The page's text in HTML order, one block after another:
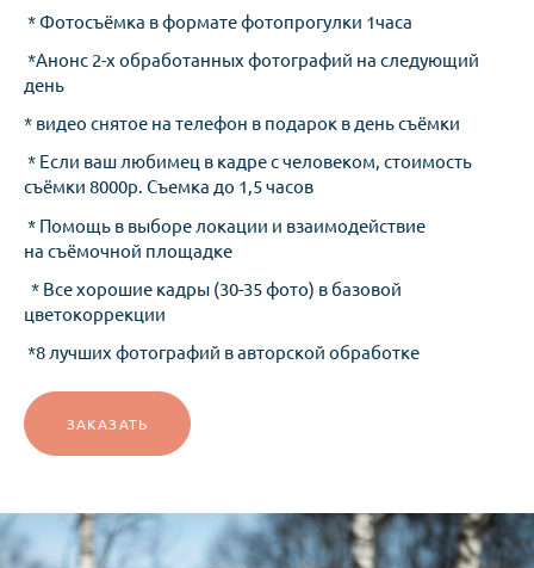
* Фотосъёмка в формате фотопрогулки 1часа
*Анонс 2-х обработанных фотографий на следующий
день
* видео снятое на телефон в подарок в день съёмки
* Если ваш любимец в кадре с человеком, стоимость
съёмки 8000р. Съемка до 1,5 часов
* Помощь в выборе локации и взаимодействие
на съёмочной площадке
* Все хорошие кадры (30-35 фото) в базовой
цветокоррекции
*8 лучших фотографий в авторской обработке
ЗАКАЗАТЬ